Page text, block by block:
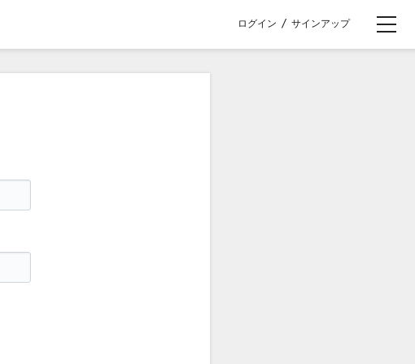
ログイン / サインアップ